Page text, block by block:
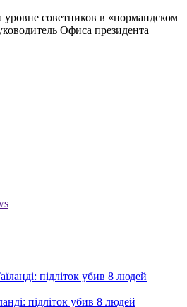
советников в «нормандском
Офиса президента
підліток убив 8 людей